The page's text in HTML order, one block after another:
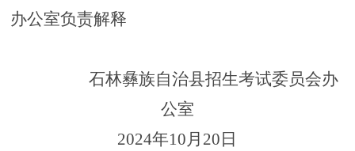
办公室负责解释
石林彝族自治县招生考试委员会办
公室
2024年10月 20 日